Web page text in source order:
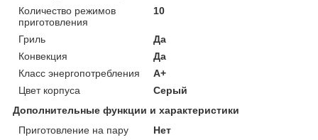
Количество режимов
приготовления
10
Гриль
Да
Конвекция
Да
Класс энергопотребления
A+
Цвет корпуса
Серый
Дополнительные функции и характеристики
Приготовление на пару
Нет